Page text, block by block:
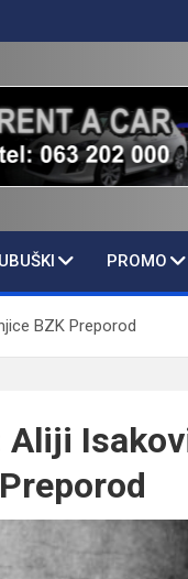
PROMO
BZK Preporod